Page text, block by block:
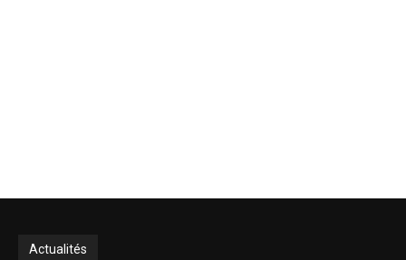
Actualités